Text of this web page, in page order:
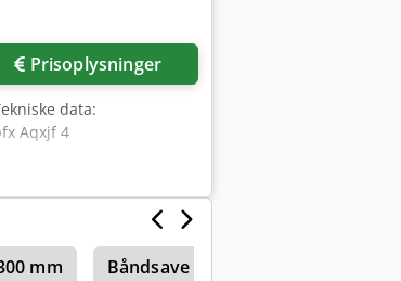
Prisoplysninger
data:
Aqxjf 4
mm
Båndsave horisontale –